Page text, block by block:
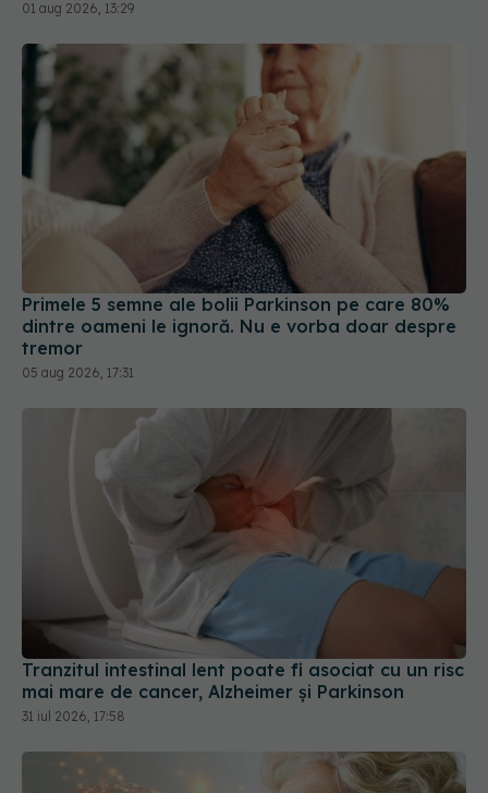
Primele 5 semne ale bolii Parkinson pe care 80%
dintre oameni le ignoră. Nu e vorba doar despre
05 aug 2026, 17:31
Tranzitul intestinal lent poate fi asociat cu un risc
mai mare de cancer, Alzheimer și Parkinson
31 iul 2026, 17:58